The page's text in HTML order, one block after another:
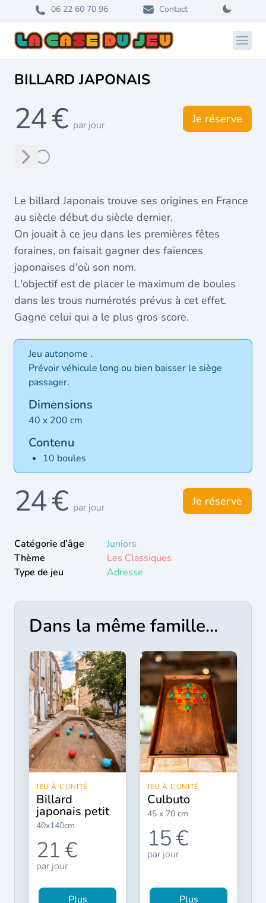
06 22 60 70 96 Contact
BILLARD JAPONAIS
24 € par jour Je réserve
Suivant
Le billard Japonais trouve ses origines en France
au siècle début du siècle dernier.
On jouait à ce jeu dans les premières fêtes
foraines, on faisait gagner des faïences
japonaises d'où son nom.
L'objectif est de placer le maximum de boules
dans les trous numérotés prévus à cet effet.
Gagne celui qui a le plus gros score.
Jeu autonome .
Prévoir véhicule long ou bien baisser le siège
passager.
Dimensions
40 x 200 cm
Contenu
10 boules
24 € par jour Je réserve
Catégorie d’âge
Juniors
Thème
Les Classiques
Type de jeu
Adresse
Dans la même famille…
JEU À L’UNITÉ
billard
japonais petit
40x140cm
21 €
par jour
Plus
JEU À L’UNITÉ
culbuto
45 x 70 cm
15 €
par jour
Plus